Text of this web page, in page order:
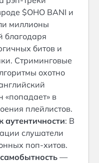
$OHO BANI и
миллионы
благодаря
битов и
Стриминговые
охотно
«попадает» в
плейлистов.
аутентичности: В
слушатели
поп-хитов.
самобытность —